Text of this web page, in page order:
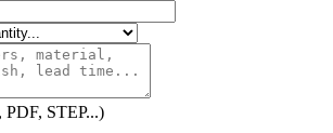
PDF, STEP...)